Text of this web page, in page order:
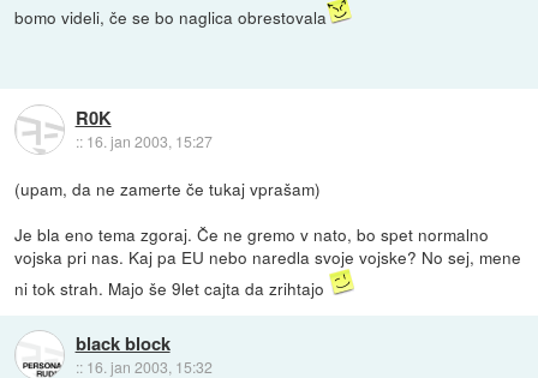
bomo videli, če se bo naglica obrestovala
R0K
:: 16. jan 2003, 15:27
(upam, da ne zamerte če tukaj vprašam)
Je bla eno tema zgoraj. Če ne gremo v nato, bo spet normalno
vojska pri nas. Kaj pa EU nebo naredla svoje vojske? No sej, mene
ni tok strah. Majo še 9let cajta da zrihtajo
black block
:: 16. jan 2003, 15:32